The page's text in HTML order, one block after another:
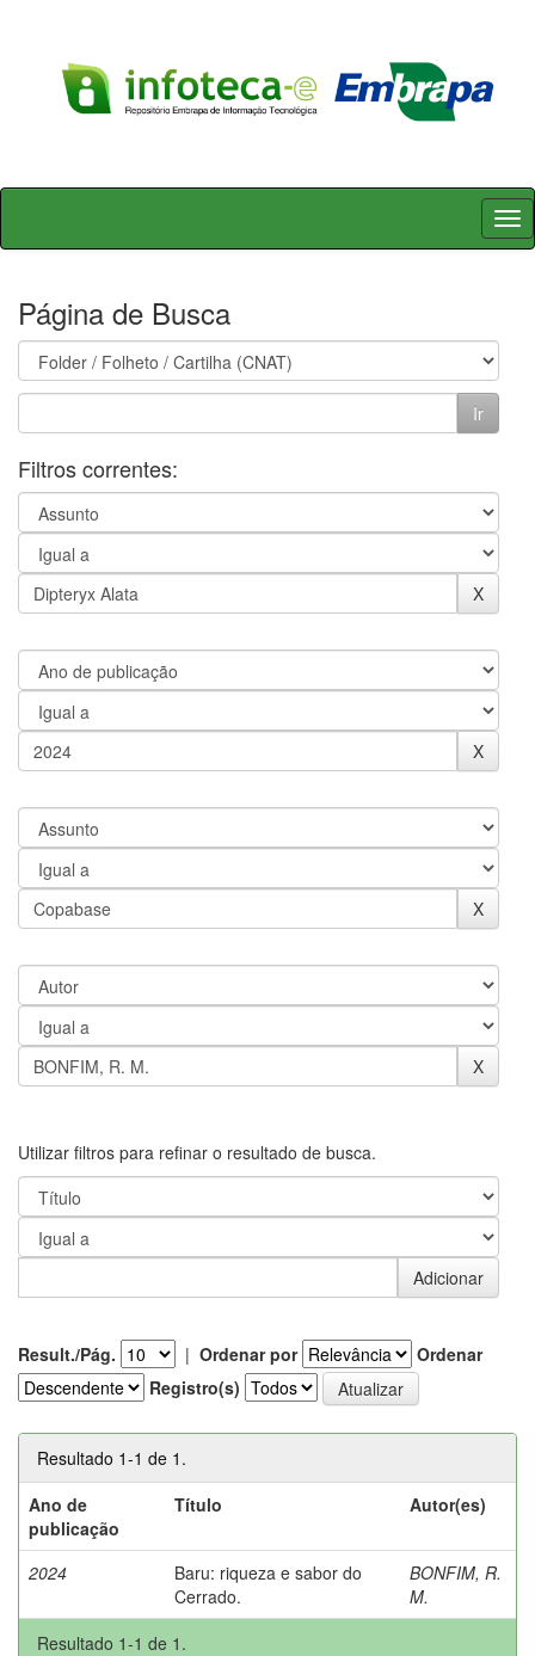
Skip
Página de Busca
Filtros correntes:
Utilizar filtros para refinar o resultado de busca.
Result./Pág. | Ordenar por
Ordenar
Registro(s)
Resultado 1-1 de 1.
Ano de
publicação
Título Autor(es)
2024
Baru: riqueza e sabor do
Cerrado.
BONFIM, R.
M.
Resultado 1-1 de 1.